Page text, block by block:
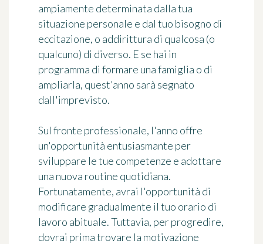
ampiamente determinata dalla tua
situazione personale e dal tuo bisogno di
eccitazione, o addirittura di qualcosa (o
qualcuno) di diverso. E se hai in
programma di formare una famiglia o di
ampliarla, quest'anno sarà segnato
dall'imprevisto.
Sul fronte professionale, l'anno offre
un'opportunità entusiasmante per
sviluppare le tue competenze e adottare
una nuova routine quotidiana.
Fortunatamente, avrai l'opportunità di
modificare gradualmente il tuo orario di
lavoro abituale. Tuttavia, per progredire,
dovrai prima trovare la motivazione